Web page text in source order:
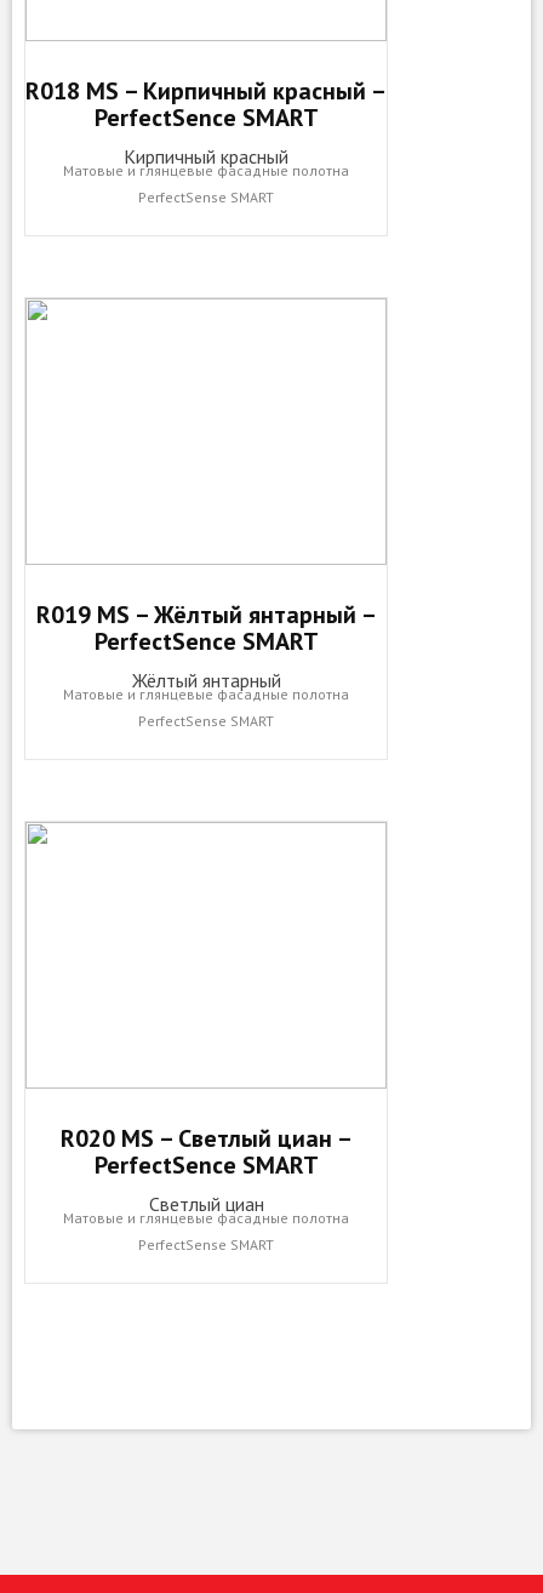
R018 MS – Кирпичный красный –
PerfectSence SMART
Кирпичный красный
Матовые и глянцевые фасадные полотна
PerfectSense SMART
R019 MS – Жёлтый янтарный –
PerfectSence SMART
Жёлтый янтарный
Матовые и глянцевые фасадные полотна
PerfectSense SMART
R020 MS – Светлый циан –
PerfectSence SMART
Светлый циан
Матовые и глянцевые фасадные полотна
PerfectSense SMART